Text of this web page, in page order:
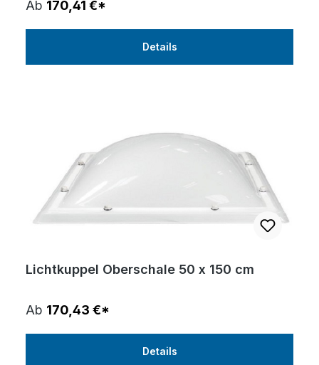
Ab 170,41 €*
Details
Lichtkuppel Oberschale 50 x 150 cm
Ab 170,43 €*
Details